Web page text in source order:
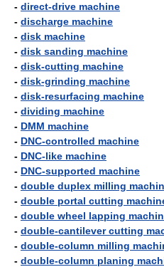
- direct-drive machine
- discharge machine
- disk machine
- disk sanding machine
- disk-cutting machine
- disk-grinding machine
- disk-resurfacing machine
- dividing machine
- DMM machine
- DNC-controlled machine
- DNC-like machine
- DNC-supported machine
- double duplex milling
- double portal cutting
- double wheel lapping
- double-cantilever cutting
- double-column milling
- double-column planing